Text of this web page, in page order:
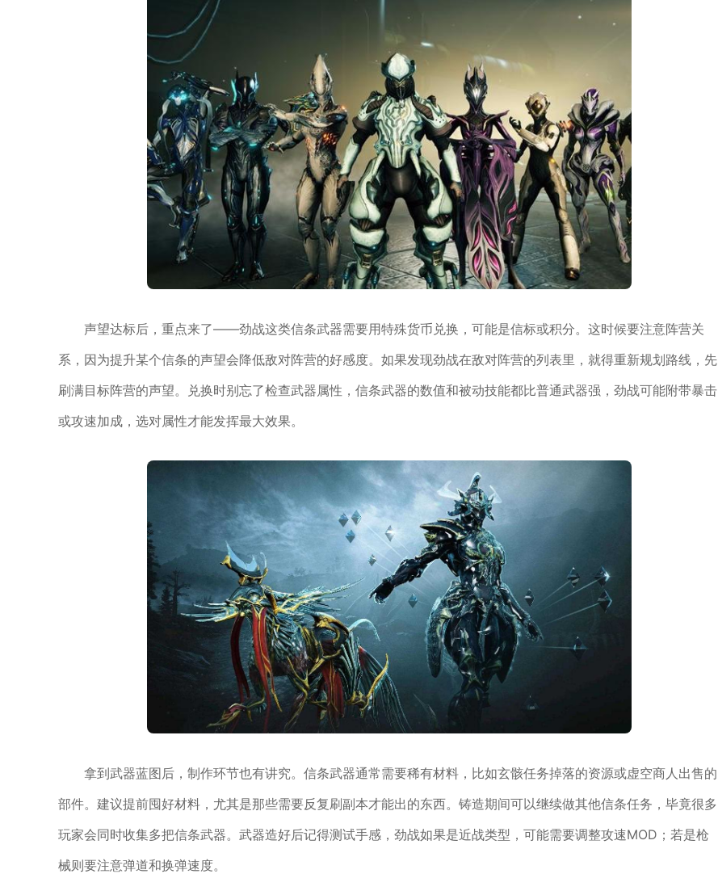
声望达标后，重点来了——劲战这类信条武器需要用特殊货币兑换，可能是信标或积分。这时候要注意阵营关
系，因为提升某个信条的声望会降低敌对阵营的好感度。如果发现劲战在敌对阵营的列表里，就得重新规划路线，先
刷满目标阵营的声望。兑换时别忘了检查武器属性，信条武器的数值和被动技能都比普通武器强，劲战可能附带暴击
或攻速加成，选对属性才能发挥最大效果。
拿到武器蓝图后，制作环节也有讲究。信条武器通常需要稀有材料，比如玄骸任务掉落的资源或虚空商人出售的
部件。建议提前囤好材料，尤其是那些需要反复刷副本才能出的东西。铸造期间可以继续做其他信条任务，毕竟很多
玩家会同时收集多把信条武器。武器造好后记得测试手感，劲战如果是近战类型，可能需要调整攻速MOD；若是枪
械则要注意弹道和换弹速度。